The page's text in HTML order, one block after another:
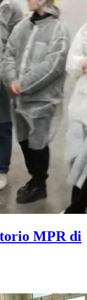
MPR di